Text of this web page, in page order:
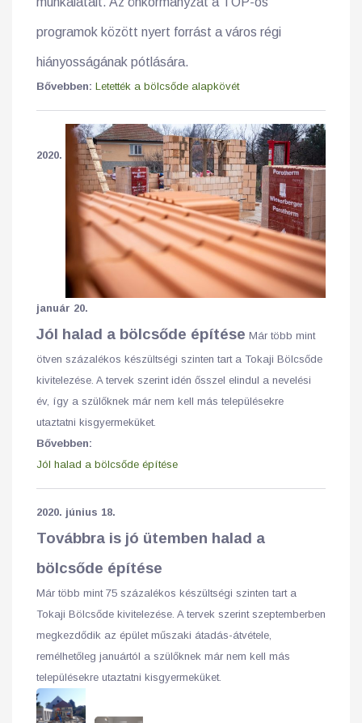
programok között nyert forrást a város régi
hiányosságának pótlására.
Bővebben: Letették a bölcsőde alapkövét
2020.
január 20.
Jól halad a bölcsőde építése Már több mint
ötven százalékos készültségi szinten tart a Tokaji Bölcsőde
kivitelezése. A tervek szerint idén ősszel elindul a nevelési
év, így a szülőknek már nem kell más településekre
utaztatni kisgyermeküket.
Bővebben:
Jól halad a bölcsőde építése
2020. június 18.
Továbbra is jó ütemben halad a
bölcsőde építése
Már több mint 75 százalékos készültségi szinten tart a
Tokaji Bölcsőde kivitelezése. A tervek szerint szeptemberben
megkezdődik az épület műszaki átadás-átvétele,
remélhetőleg januártól a szülőknek már nem kell más
településekre utaztatni kisgyermeküket.